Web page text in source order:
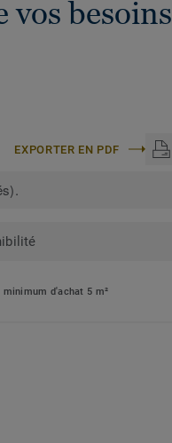
vos besoins
EXPORTER EN PDF
minimum d'achat 5 m²